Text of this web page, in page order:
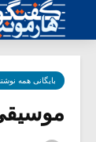
بایگانی همه